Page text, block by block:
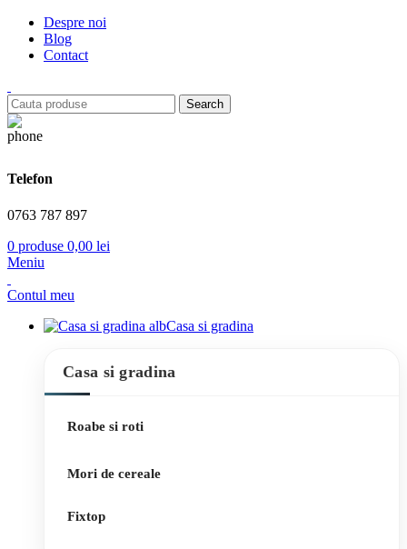
Despre noi
Blog
Contact
Search
Telefon
0763 787 897
0 produse 0,00 lei
Meniu
Contul meu
Casa si gradina
Casa si gradina
Roabe si roti
Mori de cereale
Fixtop